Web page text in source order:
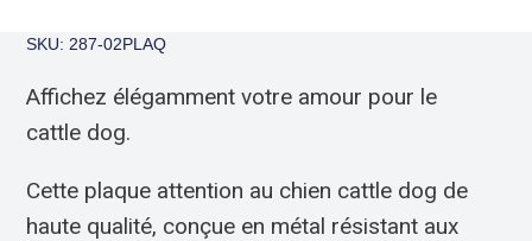
SKU: 287-02PLAQ
Affichez élégamment votre amour pour le
cattle dog.
Cette plaque attention au chien cattle dog de
haute qualité, conçue en métal résistant aux